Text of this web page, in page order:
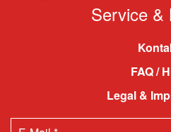
Service &
FAQ /
Legal &